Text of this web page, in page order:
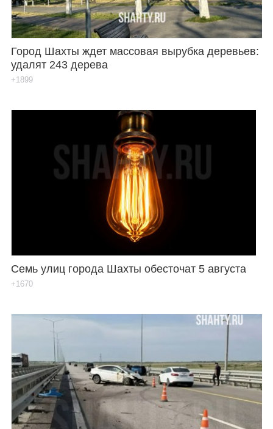
Город Шахты ждет массовая вырубка деревьев:
удалят 243 дерева
+1899
Семь улиц города Шахты обесточат 5 августа
+1670